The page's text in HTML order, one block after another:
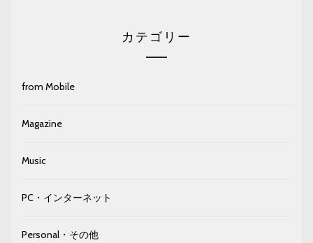
カテゴリー
from Mobile
Magazine
Music
PC・インターネット
Personal・その他